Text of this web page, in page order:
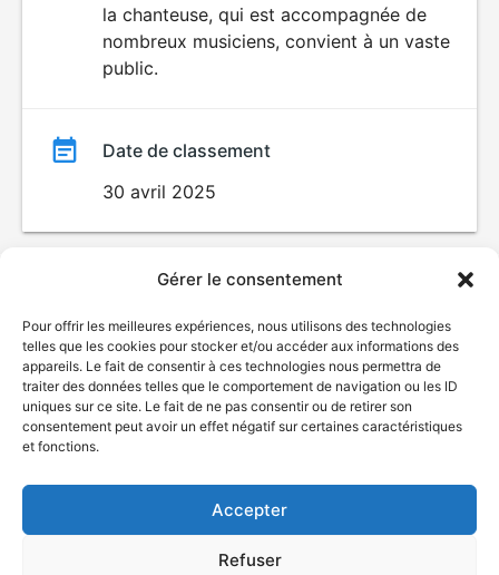
Gérer le consentement
Pour offrir les meilleures expériences, nous utilisons des technologies
telles que les cookies pour stocker et/ou accéder aux informations des
appareils. Le fait de consentir à ces technologies nous permettra de
traiter des données telles que le comportement de navigation ou les ID
uniques sur ce site. Le fait de ne pas consentir ou de retirer son
consentement peut avoir un effet négatif sur certaines caractéristiques
et fonctions.
Accepter
Refuser
la chanteuse, qui est accompagnée de
nombreux musiciens, convient à un vaste
public.
Date de classement
30 avril 2025
© Gouvernement du Québec, 2026
Plan du site
Accessibilité
Accès à l'information
Déclaration de services